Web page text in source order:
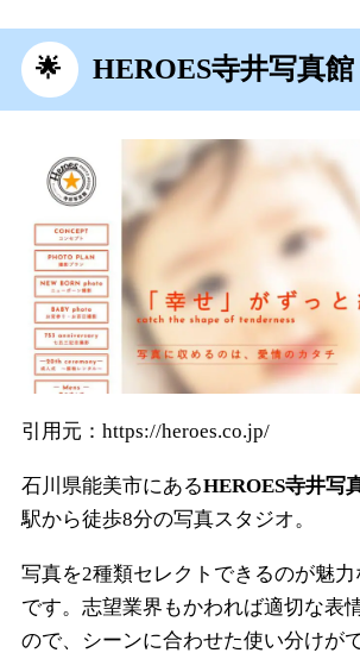
プレミアムセッ
枚）から選択出
ッチ込で当日仕
ので忙しい就活
も安心です。 料
ベーシック（
HEROES寺井写真館
引用元：https://heroes.co.jp/
石川県能美市にあるHEROES寺井写
駅から徒歩8分の写真スタジオ。
写真を2種類セレクトできるのが魅
です。志望業界もかわれば適切な表
ので、シーンに合わせた使い分けが